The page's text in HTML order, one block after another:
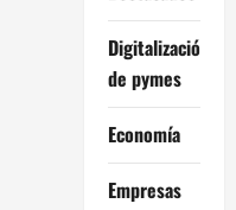
Digitalización
de pymes
Economía
Empresas